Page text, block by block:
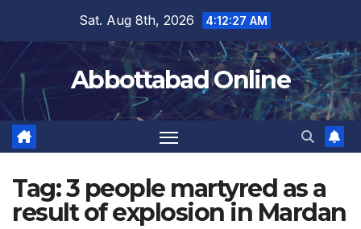
content
Sat. Aug 8th, 2026 4:12:28 AM
Abbottabad Online
Tag:3 people martyred as a
result of explosion in Mardan